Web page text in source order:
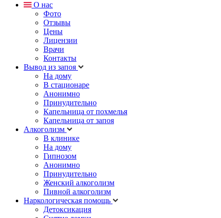
О нас
Фото
Отзывы
Цены
Лицензии
Врачи
Контакты
Вывод из запоя
На дому
В стационаре
Анонимно
Принудительно
Капельница от похмелья
Капельница от запоя
Алкоголизм
В клинике
На дому
Гипнозом
Анонимно
Принудительно
Женский алкоголизм
Пивной алкоголизм
Наркологическая помощь
Детоксикация